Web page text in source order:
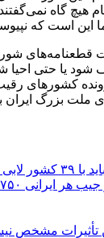
است که
کشور‌های
ملت بزرگ ایران
تأثیرات مشخص